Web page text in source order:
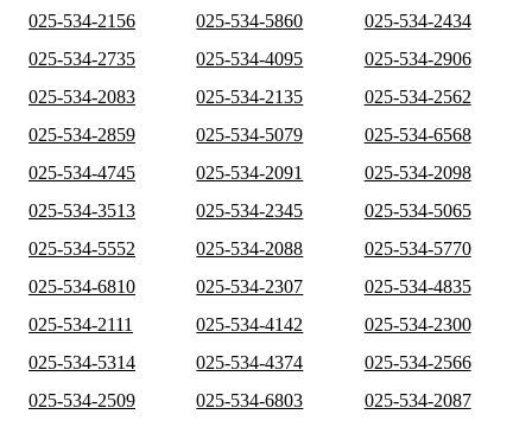
025-534-2156 025-534-5860
025-534-2434
025-534-2735
025-534-4095
025-534-2906
025-534-2083
025-534-2135
025-534-2562
025-534-2859
025-534-5079
025-534-6568
025-534-4745
025-534-2091
025-534-2098
025-534-3513
025-534-2345
025-534-5065
025-534-5552
025-534-2088
025-534-5770
025-534-6810
025-534-2307
025-534-4835
025-534-2111
025-534-4142
025-534-2300
025-534-5314
025-534-4374
025-534-2566
025-534-2509
025-534-6803
025-534-2087